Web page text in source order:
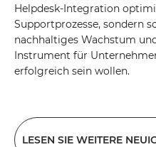
Helpdesk-Integration
Supportprozesse, sondern
nachhaltiges Wachstum
Instrument für
erfolgreich sein wollen.
LESEN SIE WEITERE